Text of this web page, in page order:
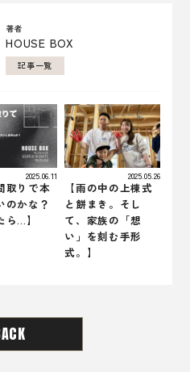
著者
HOUSE BOX
記事一覧
2025.06.11
取りで本
のかな？
ら…】
2025.05.26
【雨の中の上棟式
と餅まき。そし
て、家族の「想
い」を刻む手形
式。】